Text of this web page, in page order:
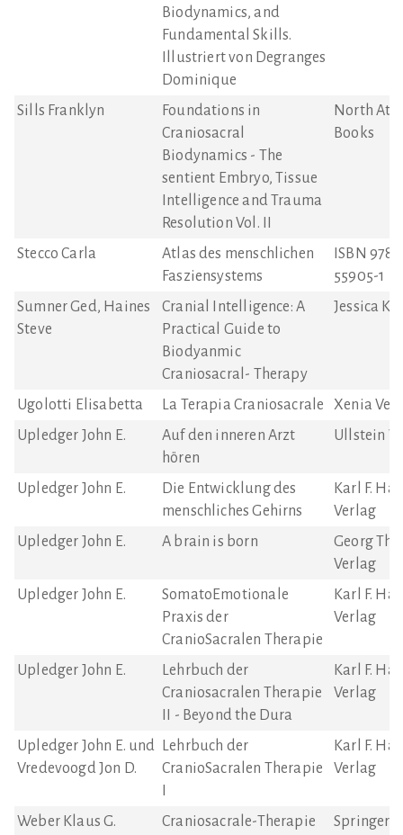
Biodynamics, and
Fundamental Skills.
Illustriert von Degranges
Dominique
Sills Franklyn
Foundations in
Craniosacral
Biodynamics - The
sentient Embryo, Tissue
Intelligence and Trauma
Resolution Vol. II
North
Books
Stecco Carla
Atlas des menschlichen
Fasziensystems
ISBN
55905-1
Sumner Ged, Haines
Steve
Cranial Intelligence: A
Practical Guide to
Biodyanmic
Craniosacral- Therapy
Jessica
Ugolotti Elisabetta La Terapia Craniosacrale
Xenia
Upledger John E.
Auf den inneren Arzt
hören
Ullstein
Upledger John E.
Die Entwicklung des
menschliches Gehirns
Karl F.
Verlag
Upledger John E.
A brain is born
Georg
Verlag
Upledger John E.
SomatoEmotionale
Praxis der
CranioSacralen Therapie
Karl F.
Verlag
Upledger John E.
Lehrbuch der
Craniosacralen Therapie
II - Beyond the Dura
Karl F.
Verlag
Upledger John E. und
Vredevoogd Jon D.
Lehrbuch der
CranioSacralen Therapie
Karl F.
Verlag
Weber Klaus G.
Craniosacrale-Therapie
Springer